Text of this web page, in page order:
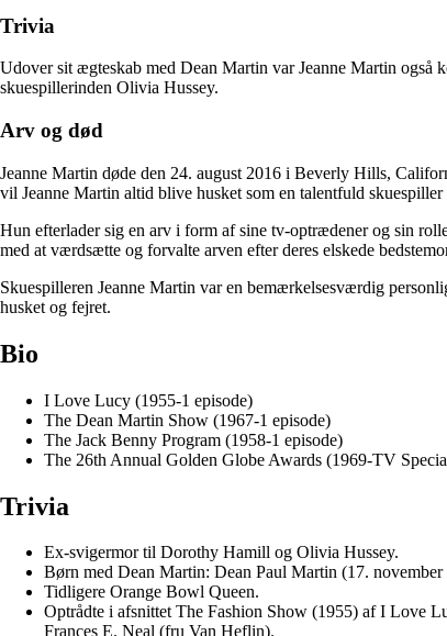
Trivia
Udover sit ægteskab med Dean Martin var Jeanne Martin
skuespillerinden Olivia Hussey.
Arv og død
Jeanne Martin døde den 24. august 2016 i Beverly Hills,
vil Jeanne Martin altid blive husket som en talentfuld
Hun efterlader sig en arv i form af sine tv-optrædener og sin
med at værdsætte og forvalte arven efter deres elskede
Skuespilleren Jeanne Martin var en bemærkelsesværdig
husket og fejret.
Bio
I Love Lucy (1955-1 episode)
The Dean Martin Show (1967-1 episode)
The Jack Benny Program (1958-1 episode)
The 26th Annual Golden Globe Awards (1969-TV
Trivia
Ex-svigermor til Dorothy Hamill og Olivia Hussey.
Børn med Dean Martin: Dean Paul Martin (17.
Tidligere Orange Bowl Queen.
Optrådte i afsnittet The Fashion Show (1955) af I Love
Frances E. Neal (fru Van Heflin).